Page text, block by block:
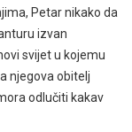
Petar nikako da
izvan
svijet u kojemu
njegova obitelj
odlučiti kakav